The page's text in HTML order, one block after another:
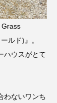
Grass
ルド)』。
ハウスがとて
わないワンち